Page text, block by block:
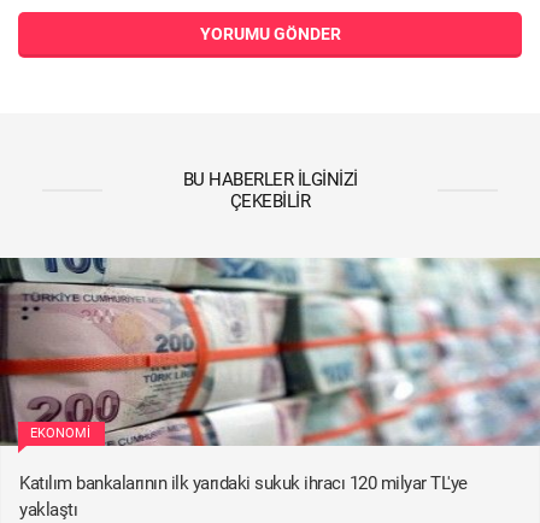
YORUMU GÖNDER
BU HABERLER İLGINIZI
ÇEKEBILIR
EKONOMI
Katılım bankalarının ilk yarıdaki sukuk ihracı 120 milyar TL'ye
yaklaştı